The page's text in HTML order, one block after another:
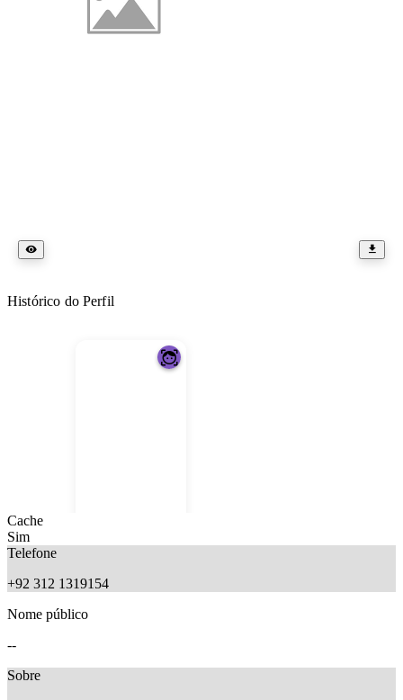
Histórico do Perfil
5 months ago
Cache
Sim
Telefone
+92 312 1319154
Nome público
--
Sobre